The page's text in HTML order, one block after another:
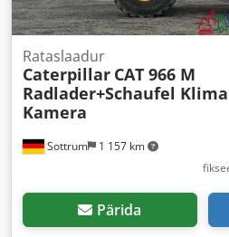
Sottrum 1 157 km
Rataslaadur
Caterpillar CAT 966 M
Radlader+Schaufel
Kamera
Pärida